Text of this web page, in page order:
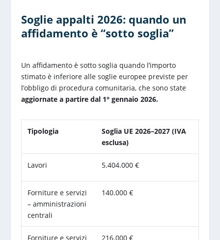
Soglie appalti 2026: quando un
affidamento è “sotto soglia”
Un affidamento è sotto soglia quando l’importo
stimato è inferiore alle soglie europee previste per
l’obbligo di procedura comunitaria, che sono state
aggiornate a partire dal 1° gennaio 2026.
Tipologia
Soglia UE 2026–2027 (IVA
esclusa)
Lavori 5.404.000 €
Forniture e servizi
– amministrazioni
centrali
140.000 €
Forniture e servizi 216.000 €